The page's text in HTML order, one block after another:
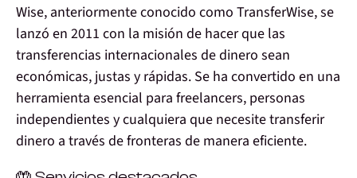
Wise, anteriormente conocido como TransferWise, se
lanzó en 2011 con la misión de hacer que las
transferencias internacionales de dinero sean
económicas, justas y rápidas. Se ha convertido en una
herramienta esencial para freelancers, personas
independientes y cualquiera que necesite transferir
dinero a través de fronteras de manera eficiente.